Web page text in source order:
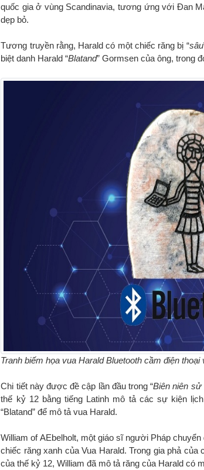
quốc gia ở vùng Scandinavia, tương ứng với Đan
dẹp bỏ.
Tương truyền rằng, Harald có một chiếc răng bị “sâu
biệt danh Harald “Blatand” Gormsen của ông, trong
Tranh biếm họa vua Harald Bluetooth cầm điện thoại
Chi tiết này được đề cập lần đầu trong “Biên niên sử
thế kỷ 12 bằng tiếng Latinh mô tả các sự kiện
“Blatand” để mô tả vua Harald.
William of AEbelholt, một giáo sĩ người Pháp
chiếc răng xanh của Vua Harald. Trong gia phả
của thế kỷ 12, William đã mô tả răng của Harald có